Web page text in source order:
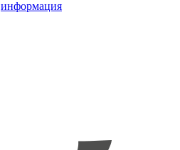
информация